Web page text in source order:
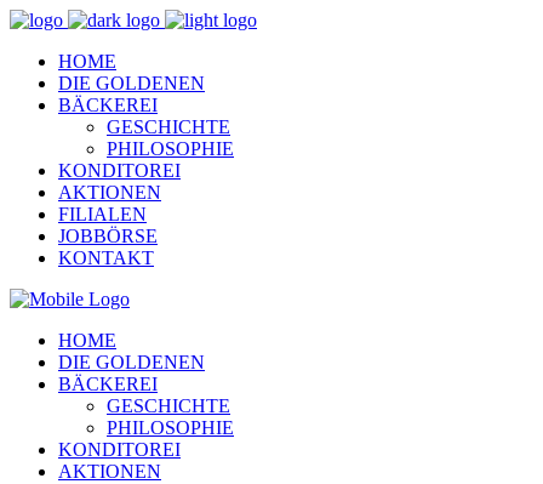
HOME
DIE GOLDENEN
BÄCKEREI
GESCHICHTE
PHILOSOPHIE
KONDITOREI
AKTIONEN
FILIALEN
JOBBÖRSE
KONTAKT
HOME
DIE GOLDENEN
BÄCKEREI
GESCHICHTE
PHILOSOPHIE
KONDITOREI
AKTIONEN